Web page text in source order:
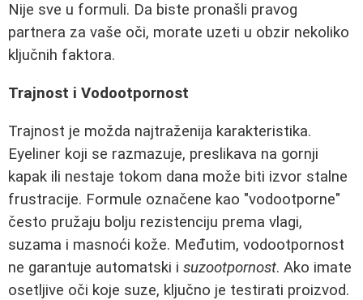
Nije sve u formuli. Da biste pronašli pravog
partnera za vaše oči, morate uzeti u obzir nekoliko
ključnih faktora.
Trajnost i Vodootpornost
Trajnost je možda najtraženija karakteristika.
Eyeliner koji se razmazuje, preslikava na gornji
kapak ili nestaje tokom dana može biti izvor stalne
frustracije. Formule označene kao "vodootporne"
često pružaju bolju rezistenciju prema vlagi,
suzama i masnoći kože. Međutim, vodootpornost
ne garantuje automatski i suzootpornost. Ako imate
osetljive oči koje suze, ključno je testirati proizvod.